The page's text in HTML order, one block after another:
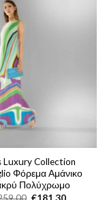
Luxury Collection
Φόρεμα Αμάνικο
Πολύχρωμο
Original Η